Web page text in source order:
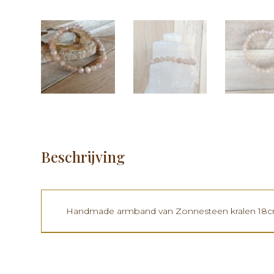
Beschrijving
Handmade armband van Zonnesteen kralen